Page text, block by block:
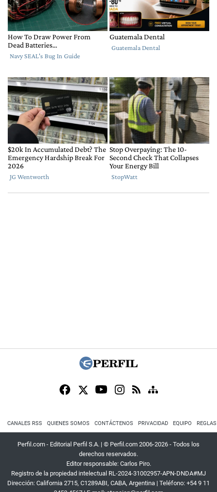
CANALES RSS QUIENES SOMOS CONTÁCTENOS PRIVACIDAD EQUIPO
Perfil.com - Editorial Perfil S.A. | © Perfil.com 2006-2026 - Todos los
derechos reservados.
Editor responsable: Carlos Piro.
Registro de la propiedad intelectual RL-2024-31002957-APN-DNDA#MJ
Dirección: California 2715, C1289ABI, CABA, Argentina | Teléfono: +54 9 11